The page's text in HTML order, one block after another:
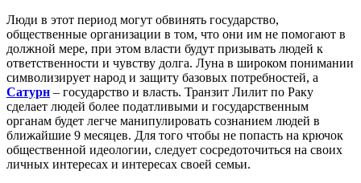
Люди в этот период могут обвинять государство,
общественные организации в том, что они им не помогают в
должной мере, при этом власти будут призывать людей к
ответственности и чувству долга. Луна в широком понимании
символизирует народ и защиту базовых потребностей, а
Сатурн – государство и власть. Транзит Лилит по Раку
сделает людей более податливыми и государственным
органам будет легче манипулировать сознанием людей в
ближайшие 9 месяцев. Для того чтобы не попасть на крючок
общественной идеологии, следует сосредоточиться на своих
личных интересах и интересах своей семьи.